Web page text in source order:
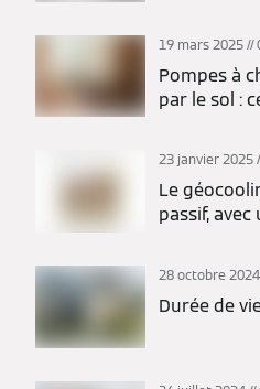
19 mars 2025
Pompes à
par le sol :
23 janvier 2025
Le
passif,
28 octobre 2024
Durée de